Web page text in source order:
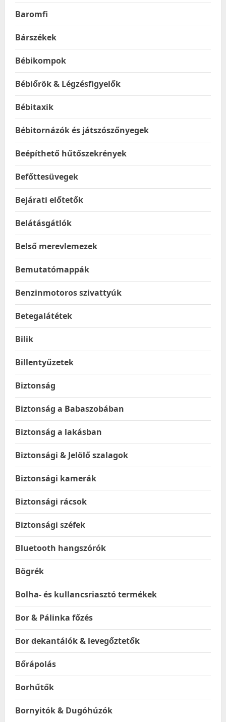
Baromfi
Bárszékek
Bébikompok
Bébiőrök & Légzésfigyelők
Bébitaxik
Bébitornázók és játszószőnyegek
Beépíthető hűtőszekrények
Befőttesüvegek
Bejárati előtetők
Belátásgátlók
Belső merevlemezek
Bemutatómappák
Benzinmotoros szivattyúk
Betegalátétek
Bilik
Billentyűzetek
Biztonság
Biztonság a Babaszobában
Biztonság a lakásban
Biztonsági & Jelölő szalagok
Biztonsági kamerák
Biztonsági rácsok
Biztonsági széfek
Bluetooth hangszórók
Bögrék
Bolha- és kullancsriasztó termékek
Bor & Pálinka főzés
Bor dekantálók & levegőztetők
Bőrápolás
Borhűtők
Bornyitók & Dugóhúzók